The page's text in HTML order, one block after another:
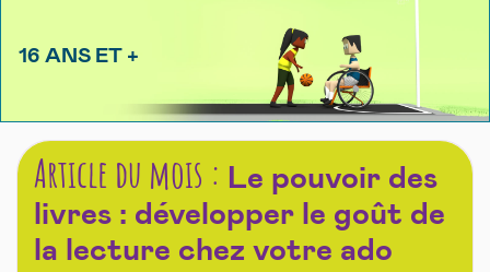
16 ANS ET +
Article du mois : Le pouvoir des
livres : développer le goût de
la lecture chez votre ado